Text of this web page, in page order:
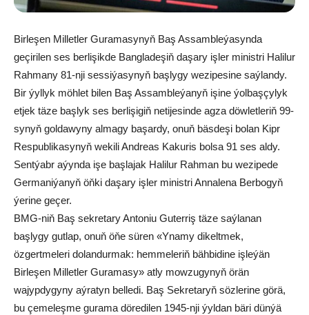
Birleşen Milletler Guramasynyň Baş Assambleýasynda
geçirilen ses berlişikde Bangladeşiň daşary işler ministri Halilur
Rahmany 81-nji sessiýasynyň başlygy wezipesine saýlandy.
Bir ýyllyk möhlet bilen Baş Assambleýanyň işine ýolbaşçylyk
etjek täze başlyk ses berlişigiň netijesinde agza döwletleriň 99-
synyň goldawyny almagy başardy, onuň bäsdeşi bolan Kipr
Respublikasynyň wekili Andreas Kakuris bolsa 91 ses aldy.
Sentýabr aýynda işe başlajak Halilur Rahman bu wezipede
Germaniýanyň öňki daşary işler ministri Annalena Berbogyň
ýerine geçer.
BMG-niň Baş sekretary Antoniu Guterriş täze saýlanan
başlygy gutlap, onuň öňe süren «Ynamy dikeltmek,
özgertmeleri dolandurmak: hemmeleriň bähbidine işleýän
Birleşen Milletler Guramasy» atly mowzugynyň örän
wajypdygyny aýratyn belledi. Baş Sekretaryň sözlerine görä,
bu çemeleşme gurama döredilen 1945-nji ýyldan bäri dünýä